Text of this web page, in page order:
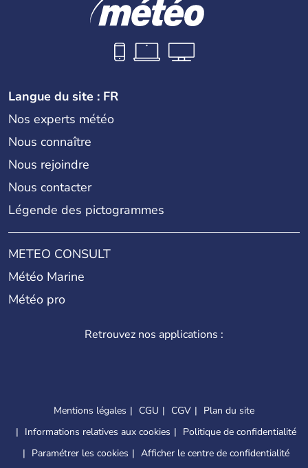
Langue du site : FR
Nos experts météo
Nous connaître
Nous rejoindre
Nous contacter
Légende des pictogrammes
METEO CONSULT
Météo Marine
Météo pro
Retrouvez nos applications :
Mentions légales CGU CGV
Plan du site
Informations relatives aux cookies
Politique de confidentialité
Paramétrer les cookies
Afficher le centre de confidentialité